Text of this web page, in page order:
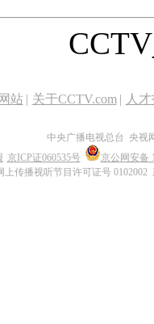
站 | 关于CCTV.com | 人
中央广播电视总台 央视
京ICP证060535号
京公网安备
上传播视听节目许可证号 0102002